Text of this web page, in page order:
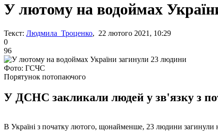
У лютому на водоймах
Текст: Людмила Троценко, 22 лютого 2021, 10:29
0
96
Фото: ГСЧС
Порятунок потопаючого
У ДСНС закликали людей у зв'язку з
В Україні з початку лютого, щонайменше, 23 людини